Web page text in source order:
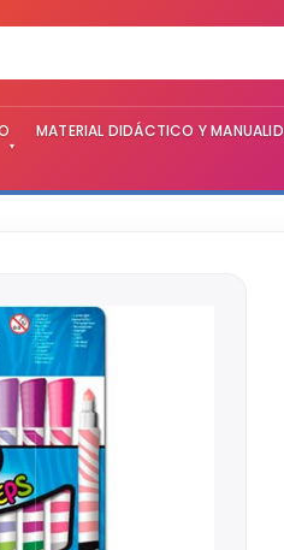
▾
MATERIAL DIDÁCTICO Y